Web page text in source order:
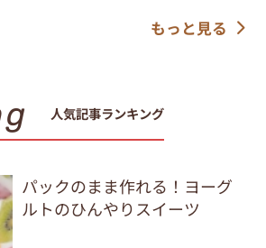
もっと見る
人気記事ランキング
パックのまま作れる！ヨーグ
ルトのひんやりスイーツ